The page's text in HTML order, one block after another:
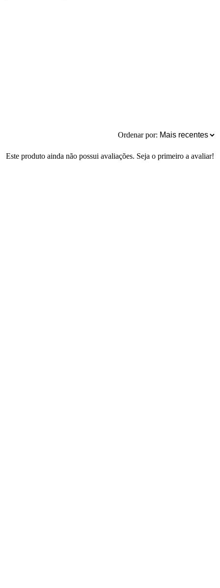
Ordenar por:
Este produto ainda não possui avaliações. Seja o primeiro a avaliar!